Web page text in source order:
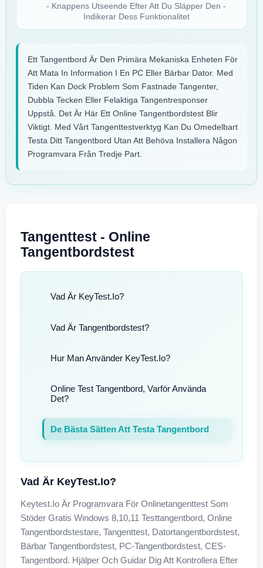
- Knappens Utseende Efter Att Du Släpper Den -
Indikerar Dess Funktionalitet
Ett Tangentbord Är Den Primära Mekaniska Enheten För
Att Mata In Information I En PC Eller Bärbar Dator. Med
Tiden Kan Dock Problem Som Fastnade Tangenter,
Dubbla Tecken Eller Felaktiga Tangentresponser
Uppstå. Det Är Här Ett Online Tangentbordstest Blir
Viktigt. Med Vårt Tangenttestverktyg Kan Du Omedelbart
Testa Ditt Tangentbord Utan Att Behöva Installera Någon
Programvara Från Tredje Part.
Tangenttest - Online
Tangentbordstest
Vad Är KeyTest.io?
Vad Är Tangentbordstest?
Hur Man Använder KeyTest.io?
Online Test Tangentbord, Varför Använda
Det?
De Bästa Sätten Att Testa Tangentbord
Vad Är KeyTest.io?
Keytest.io Är Programvara För Onlinetangenttest Som
Stöder Gratis Windows 8,10,11 Testtangentbord, Online
Tangentbordstestare, Tangenttest, Datortangentbordstest,
Bärbar Tangentbordstest, PC-Tangentbordstest, CES-
Tangentbord. Hjälper Och Guidar Dig Att Kontrollera Efter